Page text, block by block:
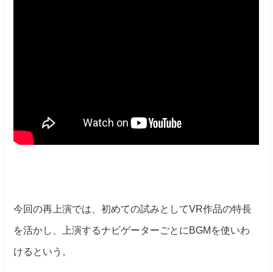
今回の再上演では、初めての試みとしてVR作品の特長
を活かし、上演するナビゲーターごとにBGMを使いわ
けるという。